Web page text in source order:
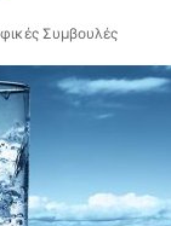
Συμβουλές